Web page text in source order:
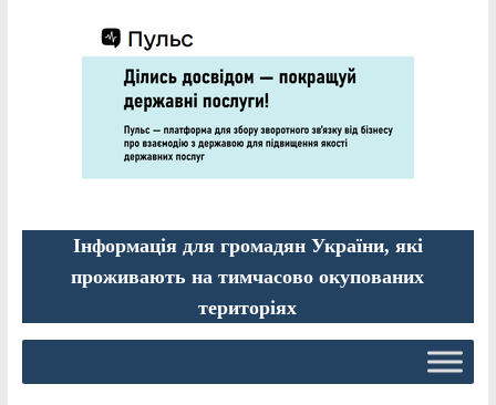
Інформація для громадян України, які
проживають на тимчасово окупованих
територіях